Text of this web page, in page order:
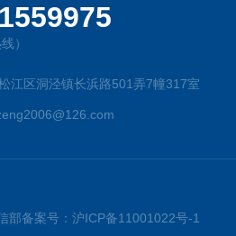
）
松江区洞泾镇长浜路501弄7幢317室
备案号： 沪ICP备11001022号-1